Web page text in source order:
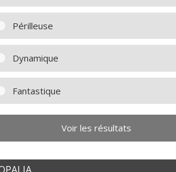
Périlleuse
Dynamique
Fantastique
Voir les résultats